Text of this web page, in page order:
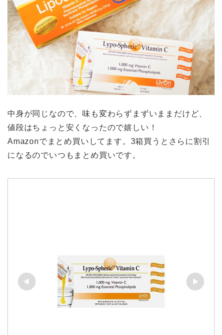
中身が同じなので、味も変わらずまずいままだけど、
値段はちょっと安くなったので嬉しい！
Amazonでまとめ買いしてます。3箱買うとさらに割引
になるのでいつもまとめ買いです。